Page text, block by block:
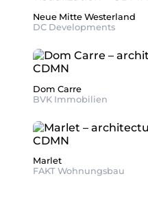
Neue Mitte Westerland
DC Developments
Dom Carre
BVK Immobilien
Marlet
FAKT Wohnungsbau